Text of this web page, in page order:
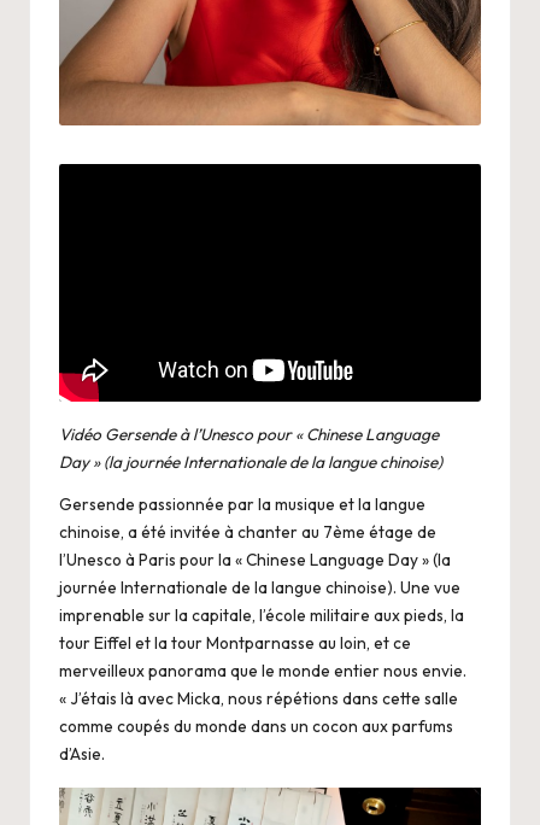
Vidéo Gersende à l’Unesco pour « Chinese Language
Day » (la journée Internationale de la langue chinoise)
Gersende passionnée par la musique et la langue
chinoise, a été invitée à chanter au 7ème étage de
l’Unesco à Paris pour la « Chinese Language Day » (la
journée Internationale de la langue chinoise). Une vue
imprenable sur la capitale, l’école militaire aux pieds, la
tour Eiffel et la tour Montparnasse au loin, et ce
merveilleux panorama que le monde entier nous envie.
« J’étais là avec Micka, nous répétions dans cette salle
comme coupés du monde dans un cocon aux parfums
d’Asie.